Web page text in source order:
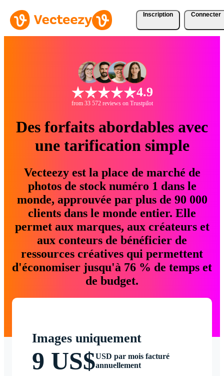
Inscription Connecter
4.9
from 33 572 reviews on Trustpilot
Des forfaits abordables avec
une tarification simple
Vecteezy est la place de marché de
photos de stock numéro 1 dans le
monde, approuvée par plus de 90 000
clients dans le monde entier. Elle
permet aux marques, aux créateurs et
aux conteurs de bénéficier de
ressources créatives qui permettent
d'économiser jusqu'à 76 % de temps et
de budget.
Images uniquement
9 US$USD par mois facturé
annuellement